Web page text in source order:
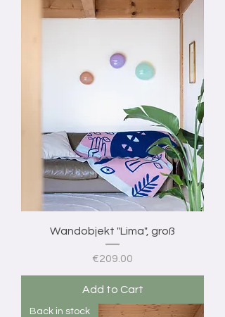
Wandobjekt "Lima", groß
Price
€209.00
Add to Cart
Back in stock